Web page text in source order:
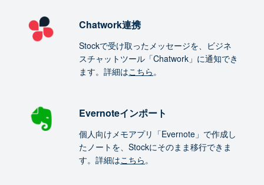
Chatwork連携
Stockで受け取ったメッセージを、ビジネ
スチャットツール「Chatwork」に通知でき
ます。詳細はこちら。
Evernoteインポート
個人向けメモアプリ「Evernote」で作成し
たノートを、Stockにそのまま移行できま
す。詳細はこちら。